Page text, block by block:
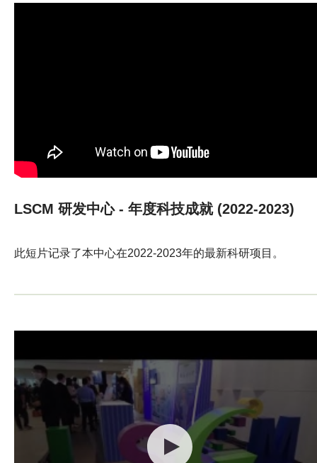
LSCM 研发中心 - 年度科技成就 (2022-2023)
此短片记录了本中心在2022-2023年的最新科研项目。